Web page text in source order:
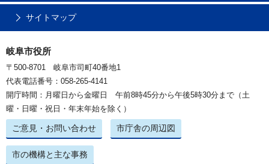
サイトマップ
岐阜市役所
〒500-8701 岐阜市司町40番地1
代表電話番号：058-265-4141
開庁時間：月曜日から金曜日 午前8時45分から午後5時30分まで（土
曜・日曜・祝日・年末年始を除く）
ご意見・お問い合わせ 市庁舎の周辺図
市の機構と主な事務